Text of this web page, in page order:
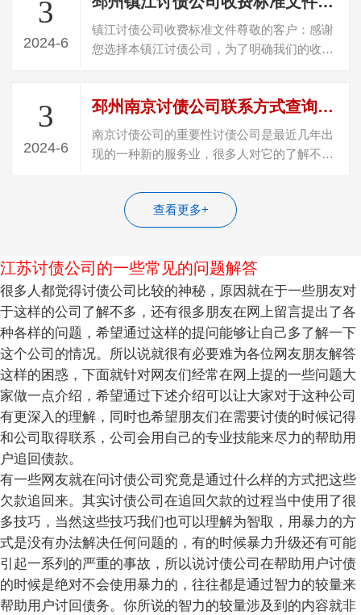
3
2024-6
镇江讨债公司收费标准文件尊敬的客户：感谢
您选择本镇江讨债公司，为了明确我们的收费
3
2024-6
邳州南京讨债公司联系方式查询电话号码是多少号(南京讨债公司联系电话查询)
南京讨债公司的重要性讨债公司是最近几年出
现的一种新的服务业，很多人对它的了解不
查看更多+
江苏讨债公司的一些常见的问题解答
很多人都觉得讨债公司比较的神秘，原因就在于一些朋友对
于这样的公司了解不多，还有很多朋友在网上留言提出了各
种各样的问题，希望通过这样的提问能够让自己多了解一下
这个公司的情况。所以说就很有必要难为各位网友朋友解答
这样的困惑，下面就针对网友们经常在网上提的一些问题大
家做一点介绍，希望通过下述介绍可以让大家对于这种公司
有更深入的理解，同时也希望朋友们在需要讨债的时候记得
和公司取得联系，公司会用自己的专业技能来尽力的帮助用
户追回债款。
有一些网友就在问讨债公司究竟是通过什么样的方式把这些
欠款追回来。其实讨债公司在追回欠款的过程当中使用了很
多技巧，当然这些技巧我们也可以理解为智取，用暴力的方
式是没有办法解决任何问题的，有的时候暴力升级还有可能
引起一系列的严重的事故，所以说讨债公司在帮助用户讨债
的时候是绝对不会使用暴力的，往往都是通过智力的较量来
帮助用户讨回债务。你所说的智力的较量涉及到的内容就非